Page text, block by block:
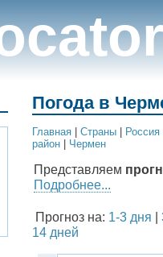
Погода в
Главная Cтраны Россия
район
Чермен
Представляем
Подробнее...
Прогноз на: 1-3 дня
14 дней